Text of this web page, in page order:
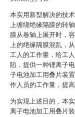
本实用新型解决的技
上缠绕绝缘隔膜的转
膜从卷轴上展开时，
上的绝缘隔膜混乱，
工人的工作量，给工
陷，提供一种锂离子
子电池加工用叠片装
作人员的工作量，提
为实现上述目的，本
离子电池加工用叠片